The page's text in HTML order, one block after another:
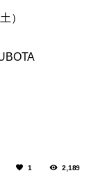
）
1 2,189